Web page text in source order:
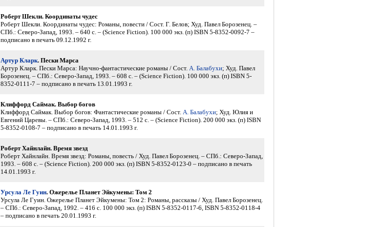
Роберт Шекли. Координаты чудес
Роберт Шекли. Координаты чудес: Романы, повести / Сост. Г. Белов; Худ. Павел Борозенец. –
СПб.: Северо-Запад, 1993. – 640 с. – (Science Fiction). 100 000 экз. (п) ISBN 5-8352-0092-7 –
подписано в печать 09.12.1992 г.
Артур Кларк. Пески Марса
Артур Кларк. Пески Марса: Научно-фантастические романы / Сост. А. Балабухи; Худ. Павел
Борозенец. – СПб.: Северо-Запад, 1993. – 608 с. – (Science Fiction). 100 000 экз. (п) ISBN 5-
8352-0111-7 – подписано в печать 13.01.1993 г.
Клиффорд Саймак. Выбор богов
Клиффорд Саймак. Выбор богов: Фантастические романы / Сост. А. Балабухи; Худ. Юлия и
Евгений Царевы. – СПб.: Северо-Запад, 1993. – 512 с. – (Science Fiction). 200 000 экз. (п) ISBN
5-8352-0108-7 – подписано в печать 14.01.1993 г.
Роберт Хайнлайн. Время звезд
Роберт Хайнлайн. Время звезд: Романы, повесть / Худ. Павел Борозенец. – СПб.: Северо-Запад,
1993. – 608 с. – (Science Fiction). 200 000 экз. (п) ISBN 5-8352-0123-0 – подписано в печать
14.01.1993 г.
Урсула Ле Гуин. Ожерелье Планет Эйкумены: Том 2
Урсула Ле Гуин. Ожерелье Планет Эйкумены: Том 2: Романы, рассказы / Худ. Павел Борозенец.
– СПб.: Северо-Запад, 1992. – 416 с. 100 000 экз. (п) ISBN 5-8352-0117-6, ISBN 5-8352-0118-4
– подписано в печать 20.01.1993 г.